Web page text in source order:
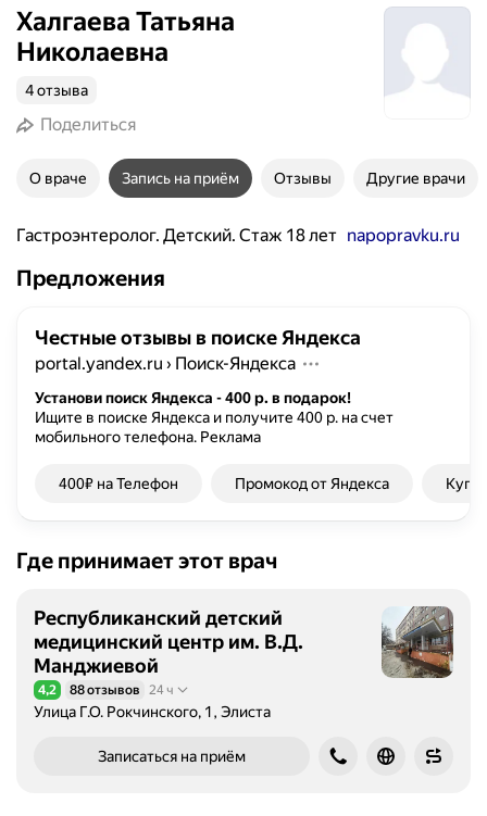
Халгаева Татьяна
Николаевна
4 отзыва
Поделиться
О враче Запись на приём Отзывы Другие врачи
Гастроэнтеролог. Детский. Стаж 18 лет napopravku.ru
Предложения
Честные отзывы в поиске Яндекса
portal.yandex.ru › Поиск-Яндекса
Установи поиск Яндекса - 400 р. в подарок!
Ищите в поиске Яндекса и получите 400 р. на счет
мобильного телефона. Реклама
400₽ на Телефон Промокод от Яндекса
Где принимает этот врач
Республиканский детский
медицинский центр им. В.Д.
Манджиевой
Рейтинг 4,2 из 5
4,2 88 отзывов 24 ч
Улица Г.О. Рокчинского, 1, Элиста
Записаться на приём